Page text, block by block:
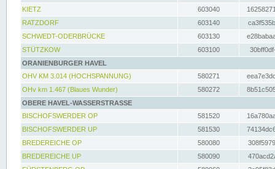
KIETZ
603040
RATZDORF
603140
SCHWEDT-ODERBRÜCKE
603130
STÜTZKOW
603100
ORANIENBURGER HAVEL
OHV KM 3.014 (HOCHSPANNUNG)
580271
OHv km 1.467 (Blaues Wunder)
580272
OBERE HAVEL-WASSERSTRASSE
BISCHOFSWERDER OP
581520
BISCHOFSWERDER UP
581530
BREDEREICHE OP
580080
BREDEREICHE UP
580090